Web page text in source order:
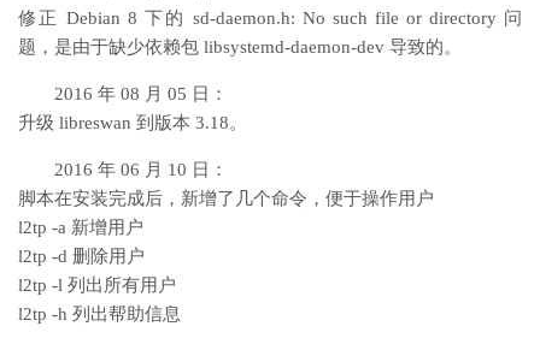
修正 Debian 8 下的 sd-daemon.h: No such file or directory 问
题，是由于缺少依赖包 libsystemd-daemon-dev 导致的。
2016 年 08 月 05 日：
升级 libreswan 到版本 3.18。
2016 年 06 月 10 日：
脚本在安装完成后，新增了几个命令，便于操作用户
l2tp -a 新增用户
l2tp -d 删除用户
l2tp -l 列出所有用户
l2tp -h 列出帮助信息